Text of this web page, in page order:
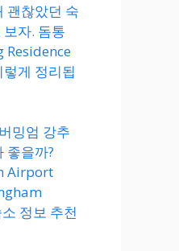
괜찮았던 숙
자. 돔통
Residence
게 정리됩
밍엄 강추
좋을까?
Airport
정보 추천